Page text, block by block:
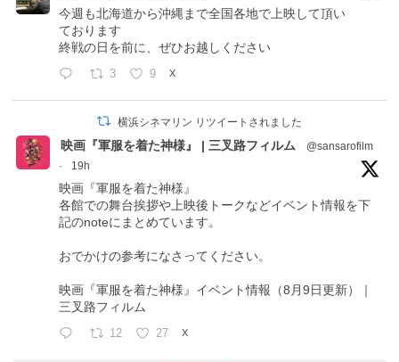
今週も北海道から沖縄まで全国各地で上映して頂い
ております
終戦の日を前に、ぜひお越しください
3 9 X
横浜シネマリン リツイートされました
映画『軍服を着た神様』 | 三叉路フィルム
@sansarofilm
·
19h
映画『軍服を着た神様』
各館での舞台挨拶や上映後トークなどイベント情報を下
記のnoteにまとめています。
おでかけの参考になさってください。
映画『軍服を着た神様』イベント情報（8月9日更新）｜
三叉路フィルム
12 27 X